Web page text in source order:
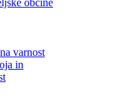
varnost
in